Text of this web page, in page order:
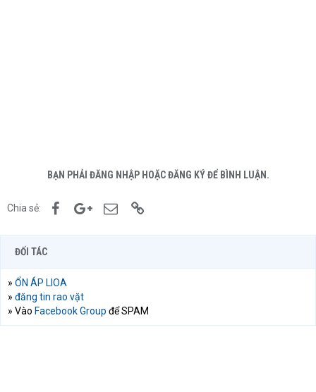
BẠN PHẢI ĐĂNG NHẬP HOẶC ĐĂNG KÝ ĐỂ BÌNH LUẬN.
Chia sẻ: FacebookGoogle+Email
ĐỐI TÁC
» ỔN ÁP LIOA
» đăng tin rao vặt
» Vào Facebook Group để SPAM